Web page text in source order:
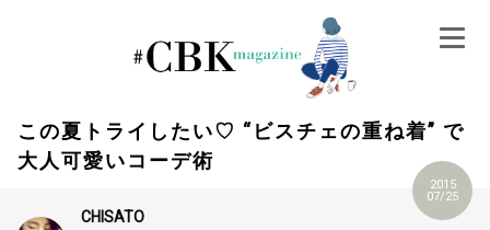
この夏トライしたい♡ “ビスチェの重ね着” で
大人可愛いコーデ術
2015
07/25
CHISATO